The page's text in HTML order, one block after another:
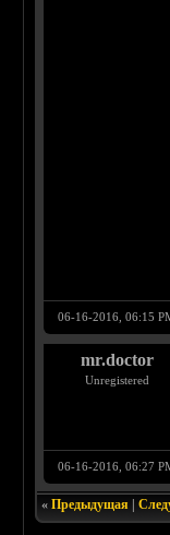
06-16-2016, 06:15
mr.doctor
Unregistered
06-16-2016, 06:27
«Предыдущая |